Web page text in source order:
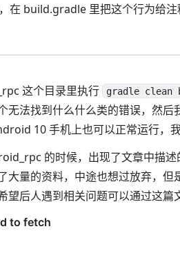
在 build.gradle 里把这个行为给注
这个目录里执行 gradle clean
无法找到什么什么类的错误，然
10 手机上也可以正常运行，
的时候，出现了文章中描
大量的资料，中途也想过放弃，
望后人遇到相关问题可以通过这篇